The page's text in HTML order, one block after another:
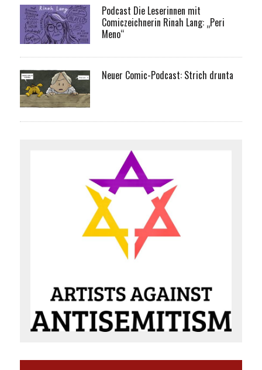
Podcast Die Leserinnen mit
Comiczeichnerin Rinah Lang: „Peri
Meno“
Neuer Comic-Podcast: Strich drunta